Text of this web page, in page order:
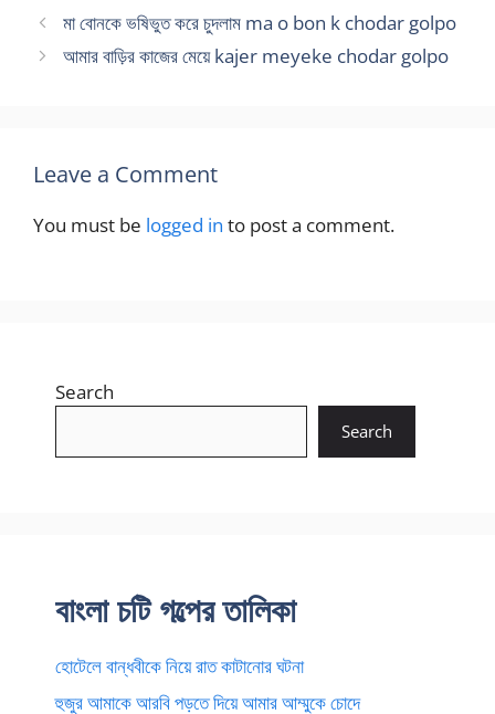
মা বোনকে ভষিভুত করে চুদলাম ma o bon k chodar golpo
আমার বাড়ির কাজের মেয়ে kajer meyeke chodar golpo
Leave a Comment
You must be logged in to post a comment.
Search
Search
বাংলা চটি গল্পের তালিকা
হোটেলে বান্ধবীকে নিয়ে রাত কাটানোর ঘটনা
হুজুর আমাকে আরবি পড়তে দিয়ে আমার আম্মুকে চোদে